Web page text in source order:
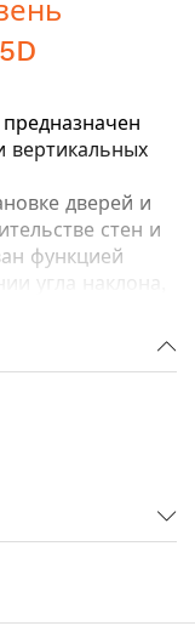
предназначен
вертикальных
дверей и
стен и
функцией
угла наклона,
сигнал.
установки
делает
луча в